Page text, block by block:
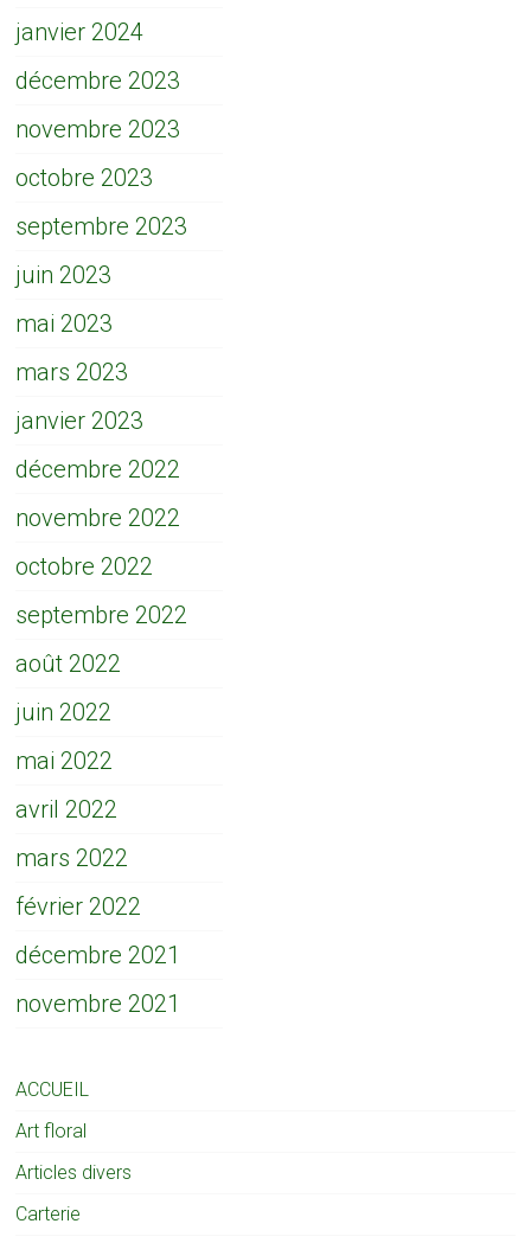
janvier 2024
décembre 2023
novembre 2023
octobre 2023
septembre 2023
juin 2023
mai 2023
mars 2023
janvier 2023
décembre 2022
novembre 2022
octobre 2022
septembre 2022
août 2022
juin 2022
mai 2022
avril 2022
mars 2022
février 2022
décembre 2021
novembre 2021
ACCUEIL
Art floral
Articles divers
Carterie